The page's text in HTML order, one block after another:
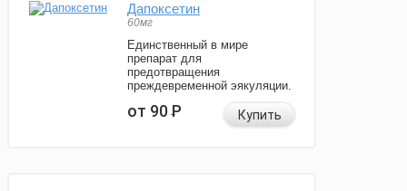
Дапоксетин
60мг
Единственный в мире
препарат для
предотвращения
преждевременной эякуляции.
от 90Р Купить